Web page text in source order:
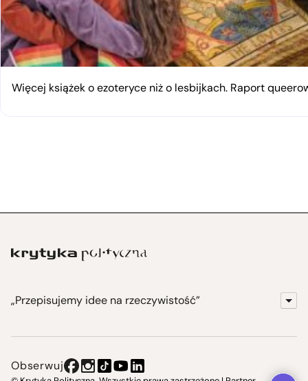
Więcej książek o ezoteryce niż o lesbijkach. Raport
„Przepisujemy idee na rzeczywistość”
Instytut Krytyki Politycznej
Obserwuj